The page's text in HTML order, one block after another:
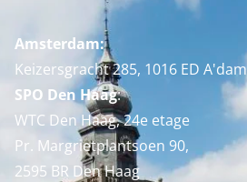
Amsterdam:
Keizersgracht 285, 1016 ED A'dam
SPO Den Haag:
WTC Den Haag, 24e etage
Pr. Margrietplantsoen 90,
2595 BR Den Haag